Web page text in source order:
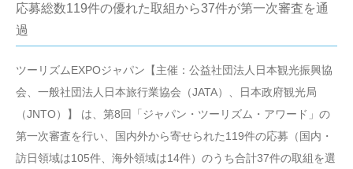
応募総数119件の優れた取組から37件が第一次審査を通
過
ツーリズムEXPOジャパン【主催：公益社団法人日本観光振興協
会、一般社団法人日本旅行業協会（JATA）、日本政府観光局
（JNTO）】 は、第8回「ジャパン・ツーリズム・アワード」の
第一次審査を行い、国内外から寄せられた119件の応募（国内・
訪日領域は105件、海外領域は14件）のうち合計37件の取組を選